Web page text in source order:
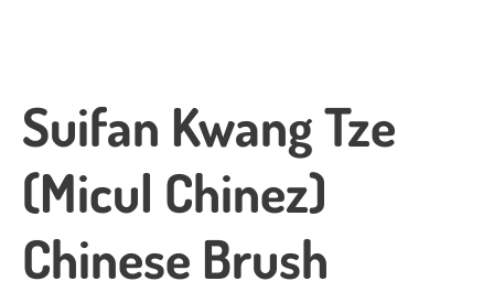
Suifan Kwang Tze
(Micul Chinez)
Chinese Brush